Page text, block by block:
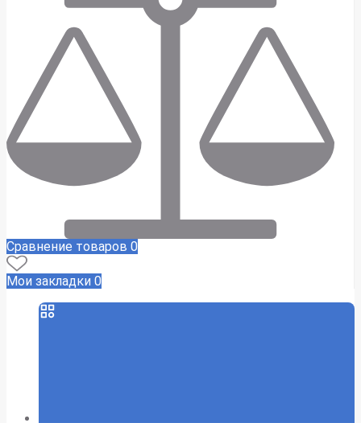
Сравнение товаров 0
Мои закладки 0